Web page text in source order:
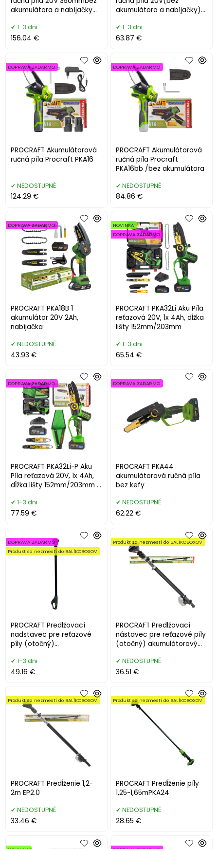
akumulátora a nabíjačky
1-3 dni
156.04 €
akumulátora a nabíjačky)
1-3 dni
63.87 €
PROCRAFT Akumulátorová
ručná píla Procraft PKA16
DOPRAVA ZADARMO
NEDOSTUPNÉ
124.29 €
PROCRAFT Akumulátorová
ručná píla Procraft
PKA16bb /bez akumulátora
DOPRAVA ZADARMO
NEDOSTUPNÉ
84.86 €
PROCRAFT PKA18B 1
akumulátor 20V 2Ah,
nabíjačka
DOPRAVA ZADARMO
NEDOSTUPNÉ
43.93 €
PROCRAFT PKA32Li Aku Píla
reťazová 20V, 1x 4Ah, dĺžka
lišty 152mm/203mm
NOVINKA
DOPRAVA ZADARMO
.
1-3 dni
65.54 €
PROCRAFT PKA32Li-P Aku
Píla reťazová 20V, 1x 4Ah,
dĺžka lišty 152mm/203mm s
DOPRAVA ZADARMO
.
1-3 dni
77.59 €
PROCRAFT PKA44
akumulátorová ručná píla
bez kefy
DOPRAVA ZADARMO
NEDOSTUPNÉ
62.22 €
PROCRAFT Predlžovací
nadstavec pre reťazové
píly (otočný)
DOPRAVA ZADARMO
Produkt sa nezmestí do BALÍKOBOXOV
1-3 dni
49.16 €
PROCRAFT Predlžovací
nástavec pre reťazové píly
(otočný) akumulátorový
Produkt sa nezmestí do BALÍKOBOXOV
NEDOSTUPNÉ
36.51 €
PROCRAFT Predĺženie 1,2-
2m EP2.0
Produkt sa nezmestí do BALÍKOBOXOV
NEDOSTUPNÉ
33.46 €
PROCRAFT Predĺženie píly
1,25-1,65mPKA24
Produkt sa nezmestí do BALÍKOBOXOV
NEDOSTUPNÉ
28.65 €